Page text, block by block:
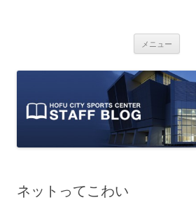
ログ
ャルブログです。
メニュー
ン
ツ
キ
ッ
プ
ネットってこわい